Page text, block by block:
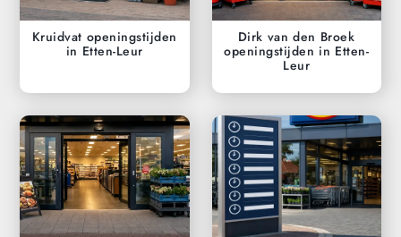
Kruidvat openingstijden
in Etten-Leur
Dirk van den Broek
openingstijden in Etten-
Leur